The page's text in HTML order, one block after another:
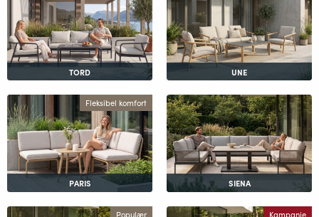
TORD UNE
Fleksibel komfort
PARIS SIENA
Populær Kampanje